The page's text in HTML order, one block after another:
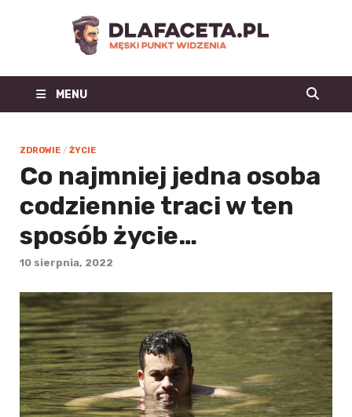
|
MENU
ZDROWIE / ŻYCIE
Co najmniej jedna osoba
codziennie traci w ten
sposób życie…
10 sierpnia, 2022